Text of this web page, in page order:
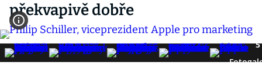
překvapivě dobře
5